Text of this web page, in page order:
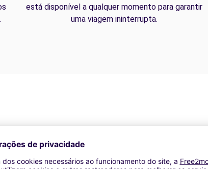
está disponível a qualquer momento para garantir
uma viagem ininterrupta.
elevatória | GPS | Kit móvel | Caixa de tejadilho |
Inverno